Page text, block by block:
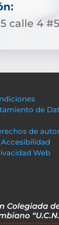
calle 4
de
de
Web